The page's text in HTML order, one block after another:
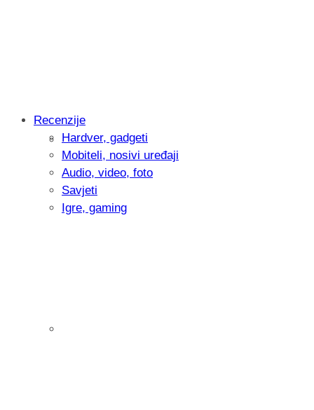
Intervju: Goran Jović, fotograf -
Recenzije
Hardver, gadgeti
Mobiteli, nosivi uređaji
Audio, video, foto
Savjeti
Igre, gaming